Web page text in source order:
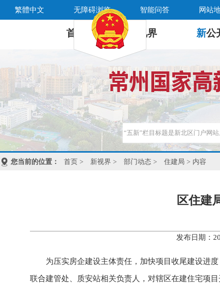
繁體中文 无障碍浏览 智能问答 网站
首 页 新 视界 新公
您当前的位置： 首页 > 新视界 > 部门动态 > 住建局 > 内容
区住建
发布日期：
为压实房企建设主体责任，加快项目收尾建设进
联合建管处、质安站相关负责人，对辖区在建住宅项